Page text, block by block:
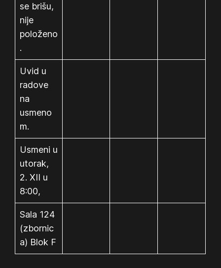
se brišu,
nije
položeno
.
Uvid u
radove
na
usmeno
m.
Usmeni u
utorak,
2. XII u
8:00,
Sala 124
(zbornic
a) Blok F